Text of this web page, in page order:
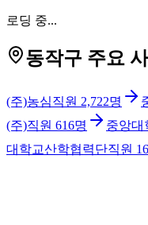
로딩 중...
동작구 주요
(주)농심직원 2,722명
(주)직원 616명 중앙대
대학교산학협력단직원